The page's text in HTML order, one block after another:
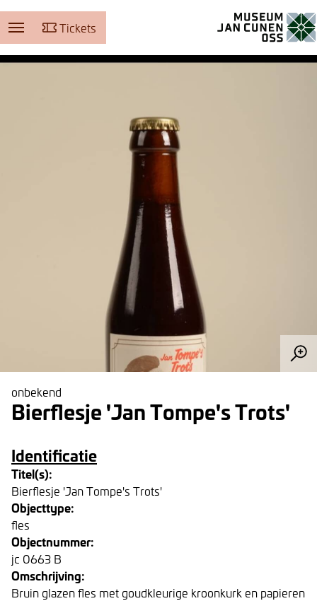
Tickets
onbekend
Bierflesje 'Jan Tompe's Trots'
Identificatie
Titel(s):
Bierflesje 'Jan Tompe's Trots'
Objecttype:
fles
Objectnummer:
jc 0663 B
Omschrijving:
Bruin glazen fles met goudkleurige kroonkurk en papieren